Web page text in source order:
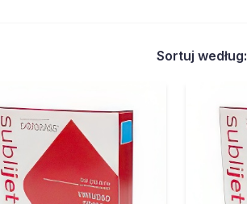
Sortuj według: